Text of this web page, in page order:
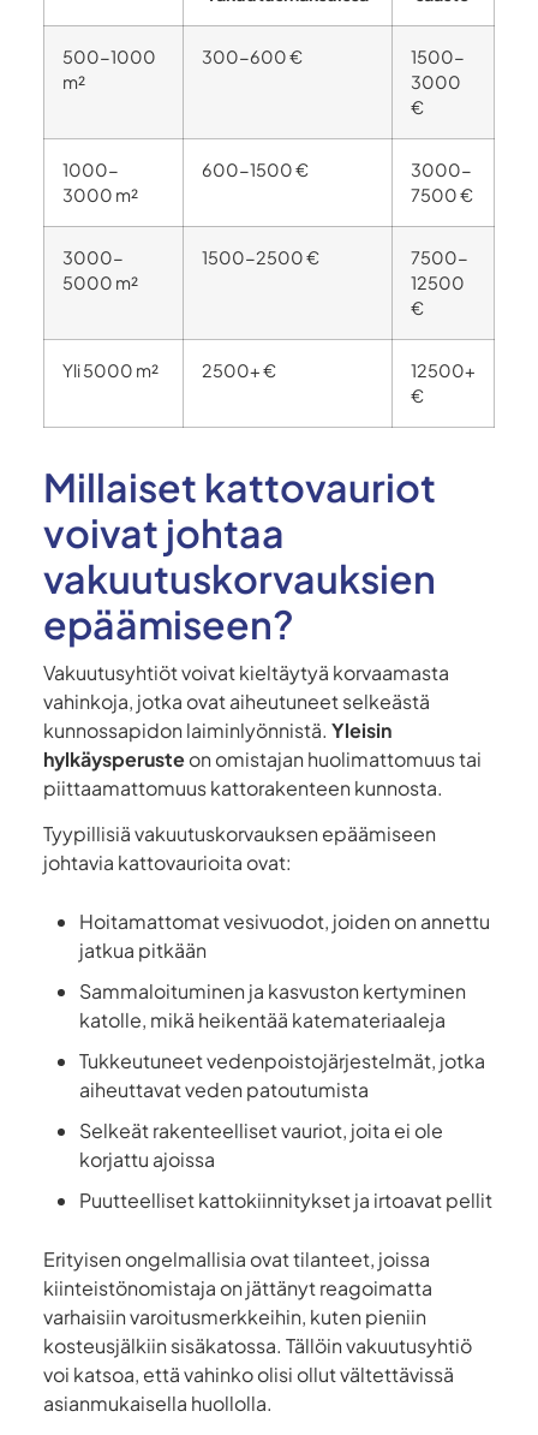
500-1000
m²
300-600 €
1500-
3000
€
1000-
3000 m²
600-1500 €
3000-
7500 €
3000-
5000 m²
1500-2500 €
7500-
12500
€
Yli 5000 m² 2500+ €
12500+
€
Millaiset kattovauriot
voivat johtaa
vakuutuskorvauksien
epäämiseen?
Vakuutusyhtiöt voivat kieltäytyä korvaamasta
vahinkoja, jotka ovat aiheutuneet selkeästä
kunnossapidon laiminlyönnistä. Yleisin
hylkäysperusteon omistajan huolimattomuus tai
piittaamattomuus kattorakenteen kunnosta.
Tyypillisiä vakuutuskorvauksen epäämiseen
johtavia kattovaurioita ovat:
Hoitamattomat vesivuodot, joiden on annettu
jatkua pitkään
Sammaloituminen ja kasvuston kertyminen
katolle, mikä heikentää katemateriaaleja
Tukkeutuneet vedenpoistojärjestelmät, jotka
aiheuttavat veden patoutumista
Selkeät rakenteelliset vauriot, joita ei ole
korjattu ajoissa
Puutteelliset kattokiinnitykset ja irtoavat pellit
Erityisen ongelmallisia ovat tilanteet, joissa
kiinteistönomistaja on jättänyt reagoimatta
varhaisiin varoitusmerkkeihin, kuten pieniin
kosteusjälkiin sisäkatossa. Tällöin vakuutusyhtiö
voi katsoa, että vahinko olisi ollut vältettävissä
asianmukaisella huollolla.